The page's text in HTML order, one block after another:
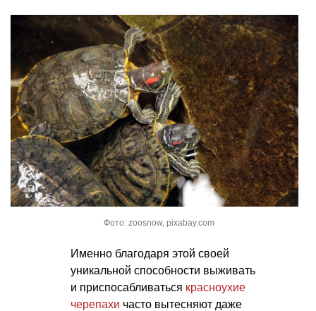
Фото: zoosnow, pixabay.com
Именно благодаря этой своей
уникальной способности выживать
и приспосабливаться красноухие
черепахи часто вытесняют даже